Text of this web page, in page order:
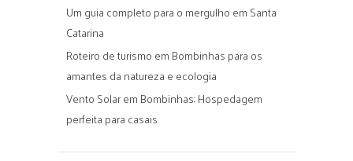
Um guia completo para o mergulho em Santa
Catarina
Roteiro de turismo em Bombinhas para os
amantes da natureza e ecologia
Vento Solar em Bombinhas: Hospedagem
perfeita para casais